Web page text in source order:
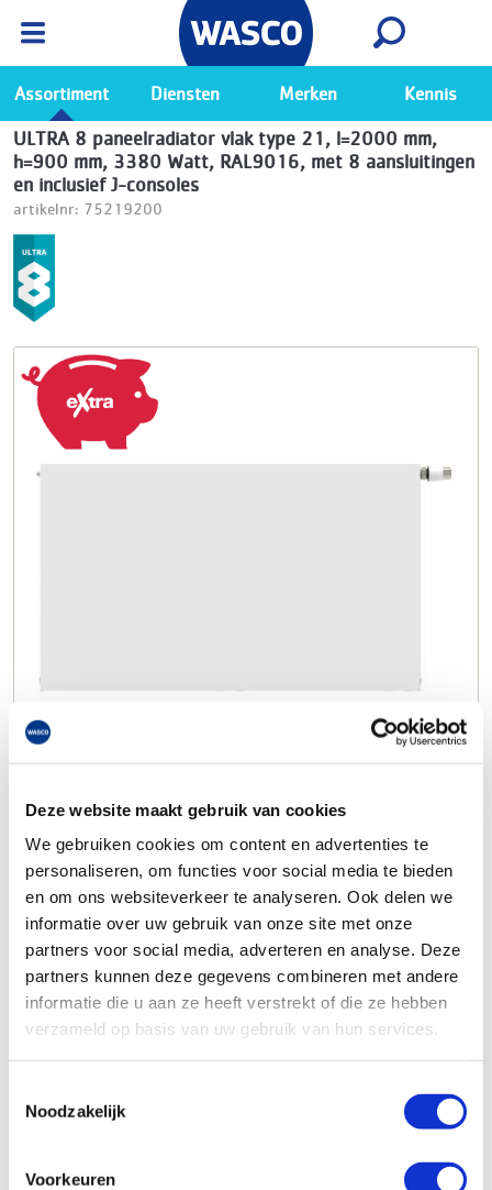
Deze website maakt gebruik van cookies
We gebruiken cookies om content en advertenties te
personaliseren, om functies voor social media te bieden
en om ons websiteverkeer te analyseren. Ook delen we
informatie over uw gebruik van onze site met onze
partners voor social media, adverteren en analyse. Deze
partners kunnen deze gegevens combineren met andere
informatie die u aan ze heeft verstrekt of die ze hebben
verzameld op basis van uw gebruik van hun services.
Noodzakelijk
Voorkeuren
Ga naar de Wasco app
Bekijk
Assortiment Diensten Merken Kennis
ULTRA 8 paneelradiator vlak type 21, l=2000 mm,
h=900 mm, 3380 Watt, RAL9016, met 8 aansluitingen
en inclusief J-consoles
artikelnr: 75219200